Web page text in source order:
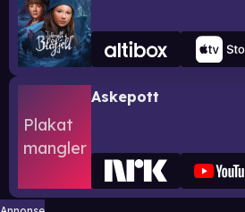
Askepott